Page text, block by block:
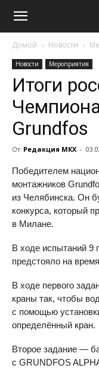
Домой Новости
Новости Мероприятия
Итоги
Grundfos
От Редакция МКХ -
Победителем
монтажников
из Челябинска. Он
конкурса, который
в Милане.
В ходе испытаний 9
предстояло на
В ходе первого
краны так, чтобы
с помощью
определённый кран.
Второе задание —
с GRUNDFOS